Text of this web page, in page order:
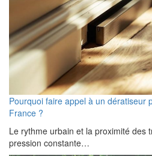
Pourquoi faire appel à un dératiseur
France ?
Le rythme urbain et la proximité des
pression constante…